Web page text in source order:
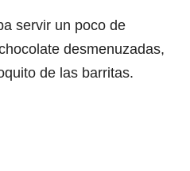
servir un poco de
desmenuzadas,
de las barritas.